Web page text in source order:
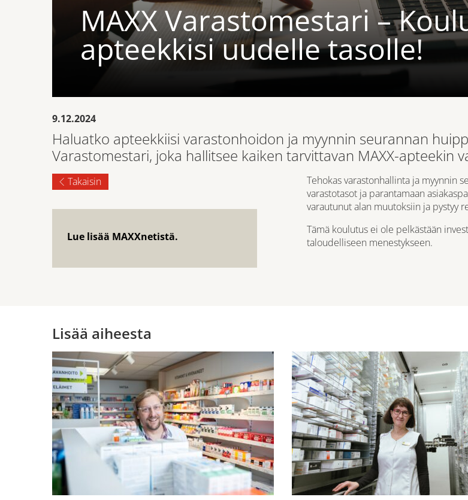
MAXX Varastomestari –
apteekkisi uudelle tasolle!
9.12.2024
Haluatko apteekkiisi varastonhoidon ja myynnin seurannan
Varastomestari, joka hallitsee kaiken tarvittavan MAXX-apteekin
Takaisin
Lue lisää MAXXnetistä.
Tehokas varastonhallinta ja myynnin
varastotasot ja parantamaan
varautunut alan muutoksiin ja pystyy
Tämä koulutus ei ole pelkästään
taloudelliseen menestykseen.
Lisää aiheesta